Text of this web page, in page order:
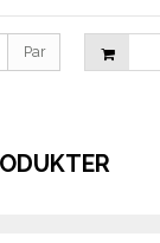
Par